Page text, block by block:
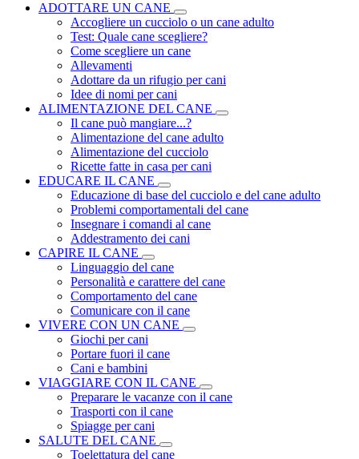
ADOTTARE UN CANE
Accogliere un cucciolo o un cane adulto
Test: Quale cane scegliere?
Come scegliere un cane
Allevamenti
Adottare da un rifugio per cani
Idee di nomi per cani
ALIMENTAZIONE DEL CANE
Il cane può mangiare...?
Alimentazione del cane adulto
Alimentazione del cucciolo
Ricette fatte in casa per cani
EDUCARE IL CANE
Educazione di base del cucciolo e del cane adulto
Problemi comportamentali del cane
Insegnare i comandi al cane
Addestramento dei cani
CAPIRE IL CANE
Linguaggio del cane
Personalità e carattere del cane
Comportamento del cane
Comunicare con il cane
VIVERE CON UN CANE
Giochi per cani
Portare fuori il cane
Cani e bambini
VIAGGIARE CON IL CANE
Preparare le vacanze con il cane
Trasporti con il cane
Spiagge per cani
SALUTE DEL CANE
Toelettatura del cane